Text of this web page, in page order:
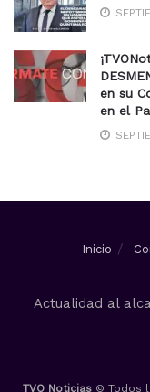
en su
en el
Inicio
Actualidad al
TVO Noticias © Todos